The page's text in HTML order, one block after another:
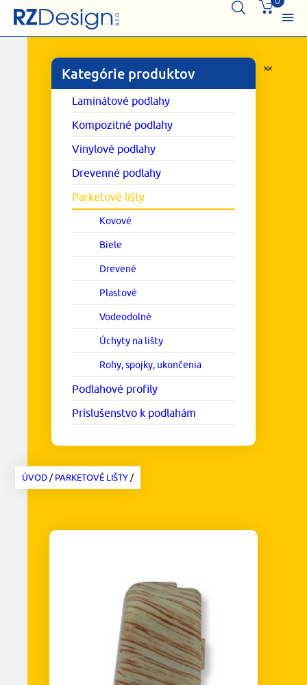
Kategórie produktov
Laminátové podlahy
Kompozitné podlahy
Vinylové podlahy
Drevenné podlahy
Parketové lišty
Kovové
Biele
Drevené
Plastové
Vodeodolné
Úchyty na lišty
Rohy, spojky, ukončenia
Podlahové profily
Príslušenstvo k podlahám
ÚVOD/PARKETOVÉ LIŠTY/